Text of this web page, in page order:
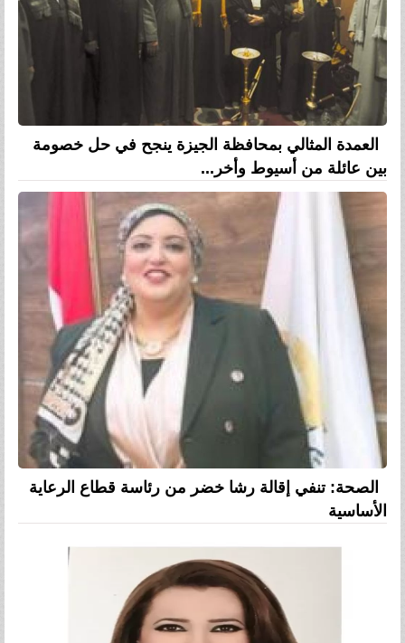
العمدة المثالي بمحافظة الجيزة ينجح في حل خصومة
بين عائلة من أسيوط وأخر...
الصحة: تنفي إقالة رشا خضر من رئاسة قطاع الرعاية
الأساسية